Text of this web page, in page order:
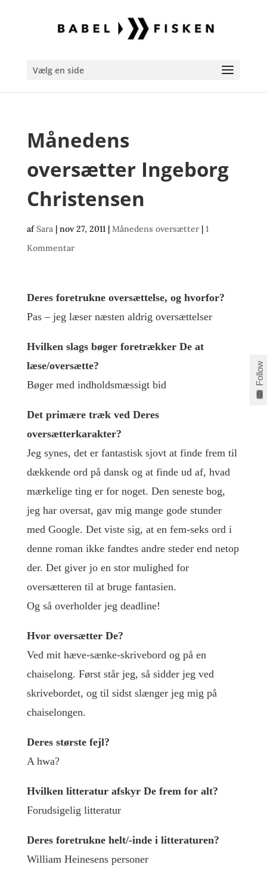
Vælg en side
Månedens
oversætter Ingeborg
Christensen
afSara| nov 27, 2011| Månedens oversætter| 1
Kommentar
Deres foretrukne oversættelse, og hvorfor?
Pas – jeg læser næsten aldrig oversættelser
Hvilken slags bøger foretrækker De at
læse/oversætte?
Bøger med indholdsmæssigt bid
Det primære træk ved Deres
oversætterkarakter?
Jeg synes, det er fantastisk sjovt at finde frem til
dækkende ord på dansk og at finde ud af, hvad
mærkelige ting er for noget. Den seneste bog,
jeg har oversat, gav mig mange gode stunder
med Google. Det viste sig, at en fem-seks ord i
denne roman ikke fandtes andre steder end netop
der. Det giver jo en stor mulighed for
oversætteren til at bruge fantasien.
Og så overholder jeg deadline!
Hvor oversætter De?
Ved mit hæve-sænke-skrivebord og på en
chaiselong. Først står jeg, så sidder jeg ved
skrivebordet, og til sidst slænger jeg mig på
chaiselongen.
Deres største fejl?
A hwa?
Hvilken litteratur afskyr De frem for alt?
Forudsigelig litteratur
Deres foretrukne helt/-inde i litteraturen?
William Heinesens personer
Follow